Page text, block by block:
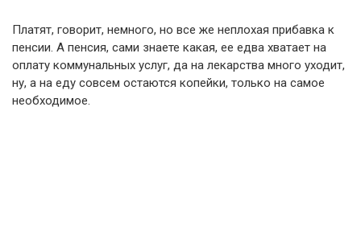
Платят, говорит, немного, но все же неплохая прибавка к
пенсии. А пенсия, сами знаете какая, ее едва хватает на
оплату коммунальных услуг, да на лекарства много уходит,
ну, а на еду совсем остаются копейки, только на самое
необходимое.